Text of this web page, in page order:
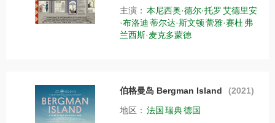
主演： 本尼西奥·德尔·托罗艾德里安
·布洛迪蒂尔达·斯文顿蕾雅·赛杜 弗
兰西斯·麦克多蒙德
伯格曼岛 Bergman Island (2021)
地区： 法国 瑞典德国